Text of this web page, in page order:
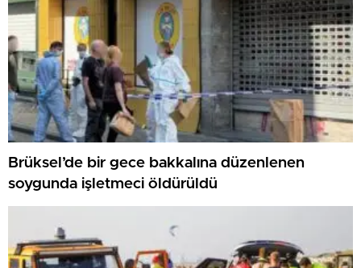
Brüksel’de bir gece bakkalına düzenlenen
soygunda işletmeci öldürüldü